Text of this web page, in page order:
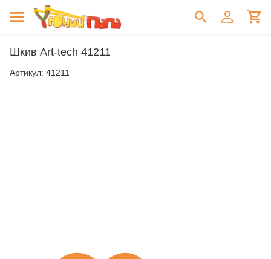
Шкив Art-tech 41211
Артикул: 41211